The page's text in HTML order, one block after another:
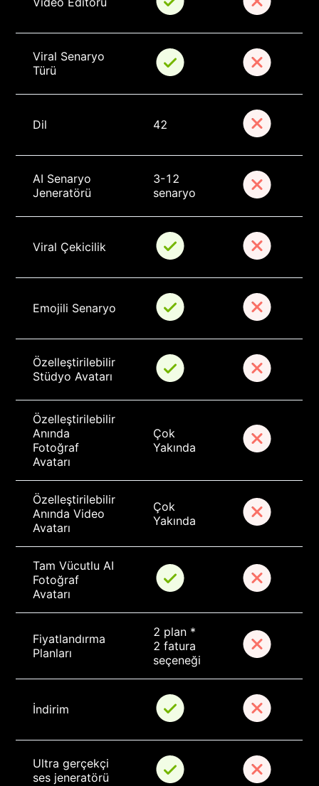
Viral Senaryo
Türü
Dil 42
AI Senaryo
Jeneratörü
3-12
senaryo
Viral Çekicilik
Emojili Senaryo
Özelleştirilebilir
Stüdyo Avatarı
Özelleştirilebilir
Anında
Fotoğraf
Avatarı
Çok
Yakında
Özelleştirilebilir
Anında Video
Avatarı
Çok
Yakında
Tam Vücutlu AI
Fotoğraf
Avatarı
Fiyatlandırma
Planları
2 plan *
2 fatura
seçeneği
İndirim
Ultra gerçekçi
ses jeneratörü